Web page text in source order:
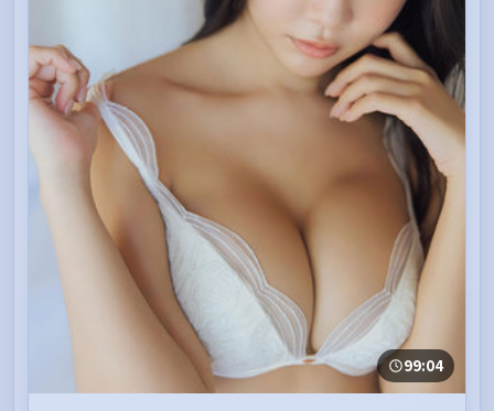
99:04